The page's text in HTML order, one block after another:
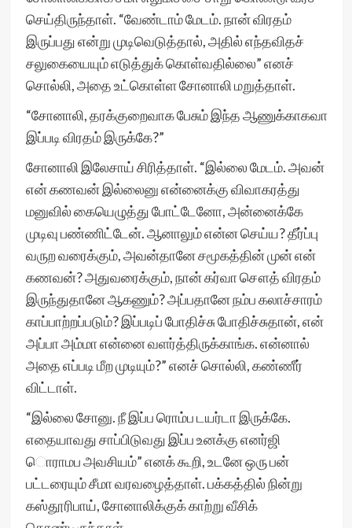
செய்திருந்தாள். “வேண்டாம் மேடம். நான் விரதம்
இருப்பது என்று முடிவெடுத்தால், அதில் எந்தவிதச்
சலுகையையும் எடுத்துக் கொள்வதில்லை” எனச்
சொல்லி, அதை உட்கொள்ள சோனாலி மறுத்தாள்.
“சோனாலி, தரக்குறைவாக பேசும் இந்த ஆணுக்காகவா
இப்படி விரதம் இருக்கே?”
சோனாலி இலேசாய் சிரித்தாள். “இல்லை மேடம். அவன்
என் கணவன் இல்லைனு என்னைக்கு விவாகரத்து
மனுவில் கையெழுத்து போட்டேனோ, அன்னைக்கே
முடிவு பண்ணிட்டேன். ஆனாலும் என்ன செய்ய? தீர்ப்பு
வருற வரைக்கும், அவன்தானே சமூகத்தின் முன் என்
கணவன்? அதுவரைக்கும், நான் கர்வா சௌத் விரதம்
இருந்துதானே ஆகணும்? அப்பதானே நம்ப கலாச்சாரம்
காப்பாற்றப்படும்? இப்படிப் போதிச்சு போதிச்சுதான், என்
அப்பா அம்மா என்னை வளர்த்திருக்காங்க. என்னால்
அதை எப்படி மீற முடியும்?” எனச் சொல்லி, கண்ணீர்
விட்டாள்.
“இல்லை சோனு. நீ இப்ப ரொம்ப டயர்டா இருக்கே.
எதையாவது சாப்பிடுவது இப்ப உனக்கு எனர்ஜி
ொராமப அவசியம்” எனக் கூறி, உடனே ஒரு பன்
பட்டரையும் சீமா வரவழைத்தாள். பக்கத்தில் நின்று
கஸ்தூரிபாய், சோனாலிக்குக் காற்று வீசிக்